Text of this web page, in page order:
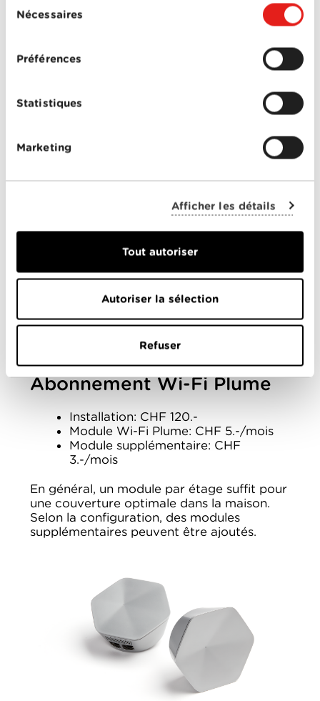
duNécessaires
Préférences
Statistiques
Marketing
Afficher les détails
Tout autoriser
Autoriser la sélection
Refuser
Installation accompagnée
votre Wi-Fi avec vous.
Une solution adaptée à votre façon de
Support local
Une équipe proche de vous en cas de
Abonnement Wi-Fi Plume
Installation: CHF 120.-
Module Wi-Fi Plume: CHF 5.-/mois
Module supplémentaire: CHF
3.-/mois
En général, un module par étage suffit pour
une couverture optimale dans la maison.
Selon la configuration, des modules
supplémentaires peuvent être ajoutés.